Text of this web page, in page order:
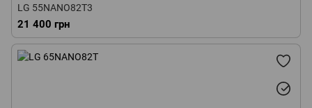
LG 55NANO82T3
21 400 грн